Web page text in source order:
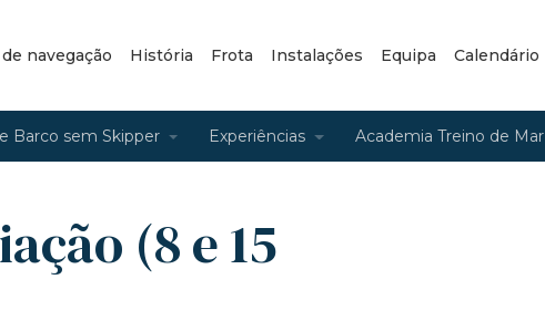
navegação História Frota Instalações Equipa Calendário
Barco sem Skipper Experiências Academia Treino de Mar
(8 e 15